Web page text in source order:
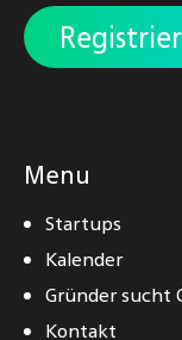
Menu
Startups
Kalender
Gründer sucht
Kontakt